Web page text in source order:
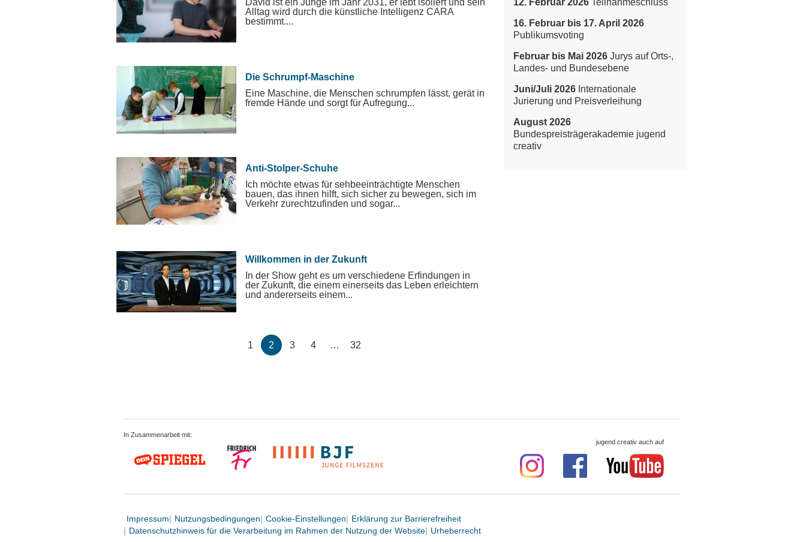
Alltag wird durch die künstliche Intelligenz CARA
bestimmt....
Die Schrumpf-Maschine
Eine Maschine, die Menschen schrumpfen lässt, gerät in
fremde Hände und sorgt für Aufregung...
Anti-Stolper-Schuhe
Ich möchte etwas für sehbeeinträchtigte Menschen
bauen, das ihnen hilft, sich sicher zu bewegen, sich im
Verkehr zurechtzufinden und sogar...
Willkommen in der Zukunft
In der Show geht es um verschiedene Erfindungen in
der Zukunft, die einem einerseits das Leben erleichtern
und andererseits einem...
1 2 3 4 … 32
12. Februar 2026 Teilnahmeschluss
16. Februar bis 17. April 2026
Publikumsvoting
Februar bis Mai 2026 Jurys auf Orts-,
Landes- und Bundesebene
Juni/Juli 2026 Internationale
Jurierung und Preisverleihung
August 2026
Bundespreisträgerakademie jugend
creativ
In Zusammenarbeit mit:
jugend creativ auch auf
Impressum Nutzungsbedingungen Cookie-Einstellungen
Erklärung zur Barrierefreiheit
Datenschutzhinweis für die Verarbeitung im Rahmen der Nutzung der Website
Urheberrecht